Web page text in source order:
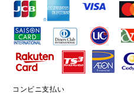
コンビニ支払い